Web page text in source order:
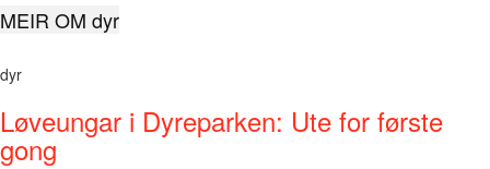
MEIR OM dyr
dyr
Løveungar i Dyreparken: Ute for første
gong